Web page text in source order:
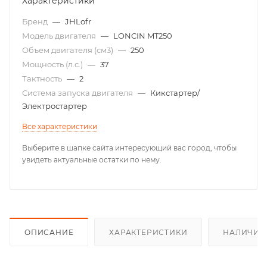
Бренд — JHLofr
Модель двигателя — LONCIN MT250
Объем двигателя (см3) — 250
Мощность (л.с.) — 37
Тактность — 2
Система запуска двигателя — Кикстартер/
Электростартер
Все характеристики
Выберите в шапке сайта интересующий вас город, чтобы
увидеть актуальные остатки по нему.
ОПИСАНИЕ ХАРАКТЕРИСТИКИ НАЛИЧИЕ